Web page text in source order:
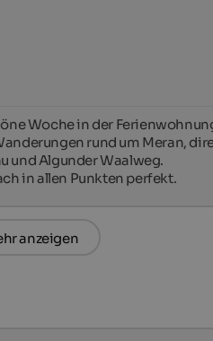
Woche in der
rund um Meran,
und Algunder Waalweg.
in allen Punkten perfekt.
anzeigen